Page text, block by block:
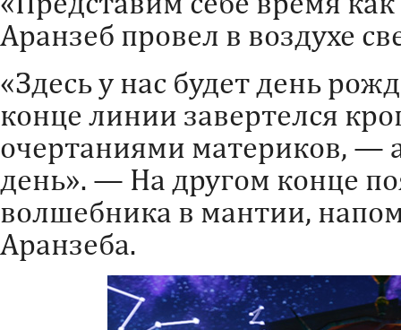
Аранзеб провел в воздухе
«Здесь у нас будет день
конце линии завертелся
очертаниями материков, —
день». — На другом конце
волшебника в мантии,
Аранзеба.